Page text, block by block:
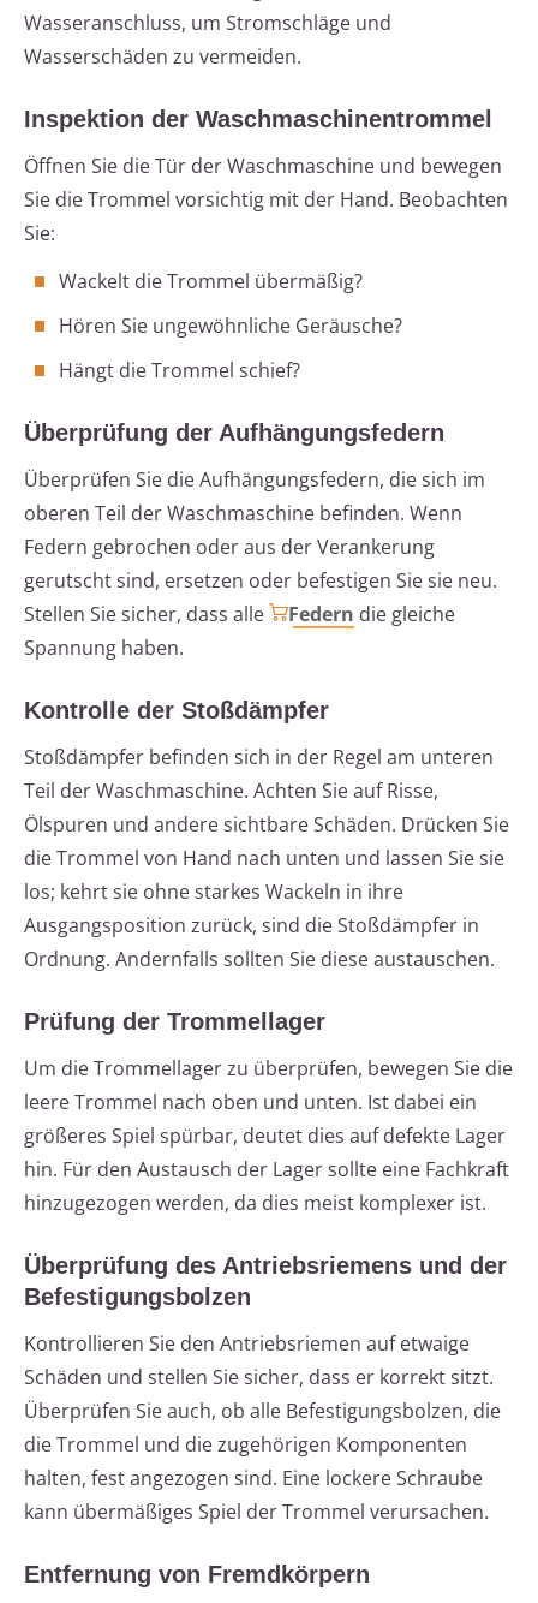
Wasseranschluss, um Stromschläge und
Wasserschäden zu vermeiden.
Inspektion der Waschmaschinentrommel
Öffnen Sie die Tür der Waschmaschine und bewegen
Sie die Trommel vorsichtig mit der Hand. Beobachten
Sie:
Wackelt die Trommel übermäßig?
Hören Sie ungewöhnliche Geräusche?
Hängt die Trommel schief?
Überprüfung der Aufhängungsfedern
Überprüfen Sie die Aufhängungsfedern, die sich im
oberen Teil der Waschmaschine befinden. Wenn
Federn gebrochen oder aus der Verankerung
gerutscht sind, ersetzen oder befestigen Sie sie neu.
Stellen Sie sicher, dass alle
Federn die gleiche
Spannung haben.
Kontrolle der Stoßdämpfer
Stoßdämpfer befinden sich in der Regel am unteren
Teil der Waschmaschine. Achten Sie auf Risse,
Ölspuren und andere sichtbare Schäden. Drücken Sie
die Trommel von Hand nach unten und lassen Sie sie
los; kehrt sie ohne starkes Wackeln in ihre
Ausgangsposition zurück, sind die Stoßdämpfer in
Ordnung. Andernfalls sollten Sie diese austauschen.
Prüfung der Trommellager
Um die Trommellager zu überprüfen, bewegen Sie die
leere Trommel nach oben und unten. Ist dabei ein
größeres Spiel spürbar, deutet dies auf defekte Lager
hin. Für den Austausch der Lager sollte eine Fachkraft
hinzugezogen werden, da dies meist komplexer ist.
Überprüfung des Antriebsriemens und der
Befestigungsbolzen
Kontrollieren Sie den Antriebsriemen auf etwaige
Schäden und stellen Sie sicher, dass er korrekt sitzt.
Überprüfen Sie auch, ob alle Befestigungsbolzen, die
die Trommel und die zugehörigen Komponenten
halten, fest angezogen sind. Eine lockere Schraube
kann übermäßiges Spiel der Trommel verursachen.
Entfernung von Fremdkörpern